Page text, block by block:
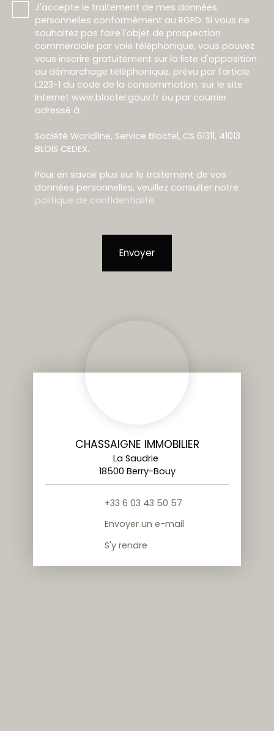
J'accepte le traitement de mes données
personnelles conformément au RGPD. Si vous ne
souhaitez pas faire l'objet de prospection
commerciale par voie téléphonique, vous pouvez
vous inscrire gratuitement sur la liste d'opposition
au démarchage téléphonique, prévu par l'article
L223-1 du code de la consommation, sur le site
Internet www.bloctel.gouv.fr ou par courrier
adressé à :
Société Worldline, Service Bloctel, CS 61311, 41013
BLOIS CEDEX.
Pour en savoir plus sur le traitement de vos
données personnelles, veuillez consulter notre
politique de confidentialité.
Envoyer
CHASSAIGNE IMMOBILIER
La Saudrie
18500 Berry-Bouy
+33 6 03 43 50 57
Envoyer un e-mail
S'y rendre